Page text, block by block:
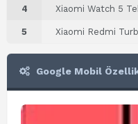
4 Xiaomi Watch 5
5 Xiaomi Redmi
Google Mobil